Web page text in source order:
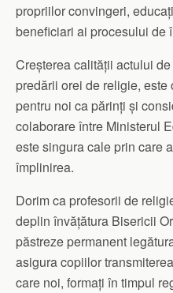
propriilor convingeri,
beneficiari ai procesului de
Creșterea calității actului
predării orei de religie,
pentru noi ca părinți și
colaborare între Ministerul
este singura cale prin care
împlinirea.
Dorim ca profesorii de
deplin învățătura Bisericii
păstreze permanent
asigura copiilor
care noi, formați în timpul